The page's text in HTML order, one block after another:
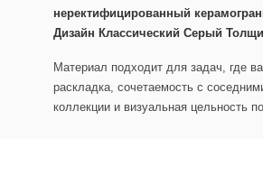
неректифицированный
Дизайн Классический Серый
Материал подходит для задач, где
раскладка, сочетаемость с
коллекции и визуальная цельность